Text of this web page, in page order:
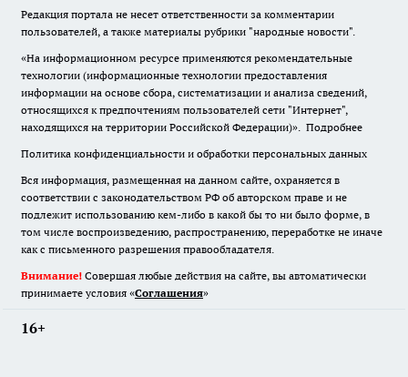
Редакция портала не несет ответственности за комментарии
пользователей, а также материалы рубрики "народные новости".
«На информационном ресурсе применяются рекомендательные
технологии (информационные технологии предоставления
информации на основе сбора, систематизации и анализа сведений,
относящихся к предпочтениям пользователей сети "Интернет",
находящихся на территории Российской Федерации)». Подробнее
Политика конфиденциальности и обработки персональных данных
Вся информация, размещенная на данном сайте, охраняется в
соответствии с законодательством РФ об авторском праве и не
подлежит использованию кем-либо в какой бы то ни было форме, в
том числе воспроизведению, распространению, переработке не иначе
как с письменного разрешения правообладателя.
Внимание! Совершая любые действия на сайте, вы автоматически
принимаете условия «Cоглашения»
16+